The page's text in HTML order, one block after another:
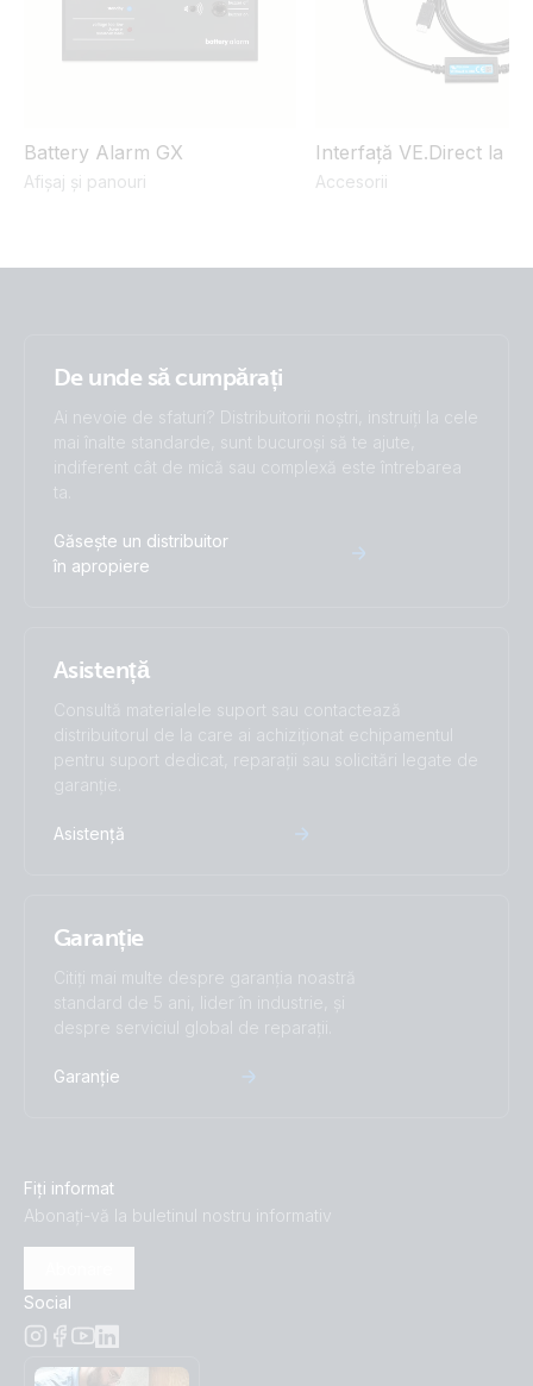
Battery Alarm GX
Afișaj și panouri
Interfață VE.Direct la
Accesorii
De unde să cumpărați
Ai nevoie de sfaturi? Distribuitorii noștri, instruiți la cele
mai înalte standarde, sunt bucuroși să te ajute,
indiferent cât de mică sau complexă este întrebarea
ta.
Găsește un distribuitor
în apropiere
Asistență
Consultă materialele suport sau contactează
distribuitorul de la care ai achiziționat echipamentul
pentru suport dedicat, reparații sau solicitări legate de
garanție.
Asistență
Garanție
Citiți mai multe despre garanția noastră
standard de 5 ani, lider în industrie, și
despre serviciul global de reparații.
Garanție
Fiți informat
Abonați-vă la buletinul nostru informativ
Social